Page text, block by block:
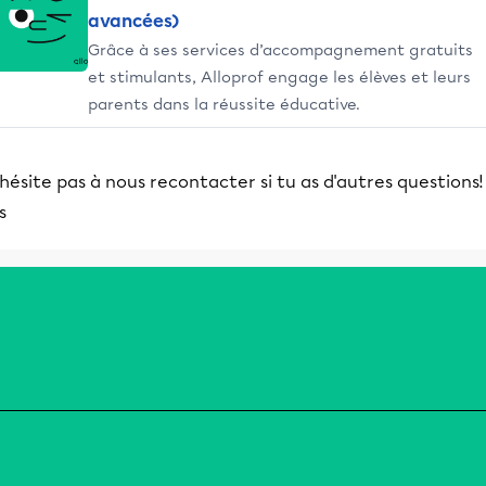
avancées)
Grâce à ses services d’accompagnement gratuits
et stimulants, Alloprof engage les élèves et leurs
parents dans la réussite éducative.
pas à nous recontacter si tu as d'autres